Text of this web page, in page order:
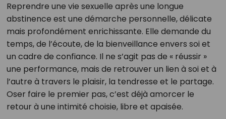
Reprendre une vie sexuelle après une longue
abstinence est une démarche personnelle, délicate
mais profondément enrichissante. Elle demande du
temps, de l’écoute, de la bienveillance envers soi et
un cadre de confiance. Il ne s’agit pas de « réussir »
une performance, mais de retrouver un lien à soi et à
l’autre à travers le plaisir, la tendresse et le partage.
Oser faire le premier pas, c’est déjà amorcer le
retour à une intimité choisie, libre et apaisée.